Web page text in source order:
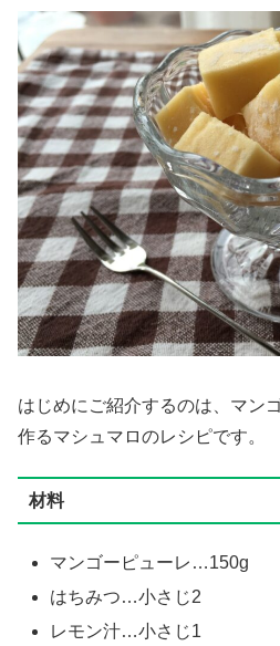
はじめにご紹介するのは、マン
作るマシュマロのレシピです。
材料
マンゴーピューレ…150g
はちみつ…小さじ2
レモン汁…小さじ1